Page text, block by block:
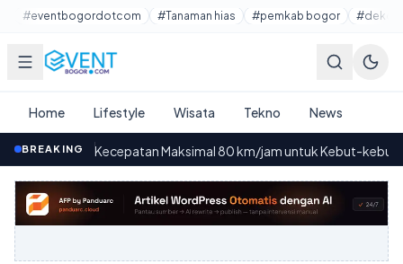
Lewati ke konten utama
#eventbogordotcom #Tanaman hias #pemkab bogor
Home Lifestyle Wisata Tekno News
BREAKING
Kecepatan Maksimal 80 km/jam untuk Kebut-kebut yang Stabil·